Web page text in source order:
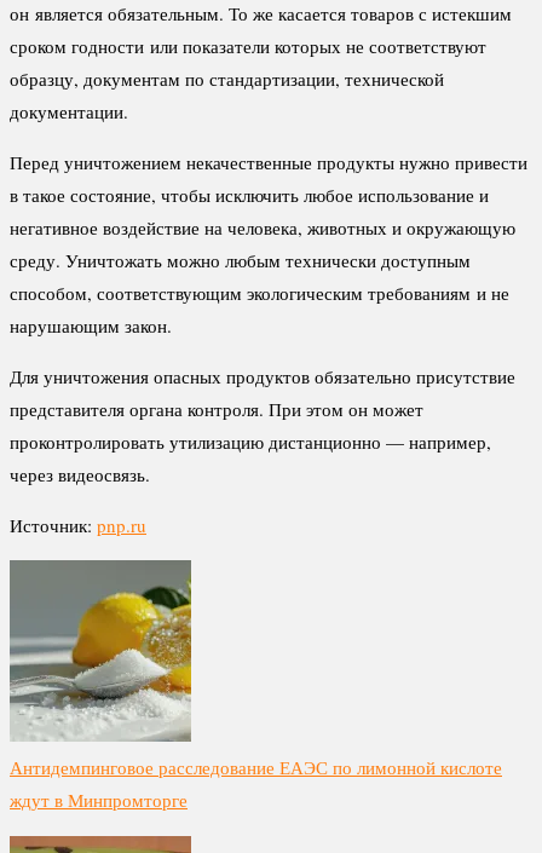
он является обязательным. То же касается товаров с истекшим
сроком годности или показатели которых не соответствуют
образцу, документам по стандартизации, технической
документации.
Перед уничтожением некачественные продукты нужно привести
в такое состояние, чтобы исключить любое использование и
негативное воздействие на человека, животных и окружающую
среду. Уничтожать можно любым технически доступным
способом, соответствующим экологическим требованиям и не
нарушающим закон.
Для уничтожения опасных продуктов обязательно присутствие
представителя органа контроля. При этом он может
проконтролировать утилизацию дистанционно — например,
через видеосвязь.
Источник: pnp.ru
Антидемпинговое расследование ЕАЭС по лимонной кислоте
ждут в Минпромторге